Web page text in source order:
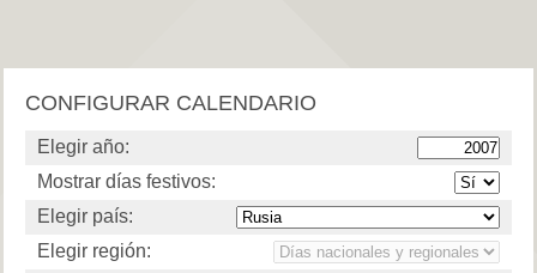
CONFIGURAR CALENDARIO
Elegir año:
Mostrar días festivos:
Elegir país:
Elegir región: